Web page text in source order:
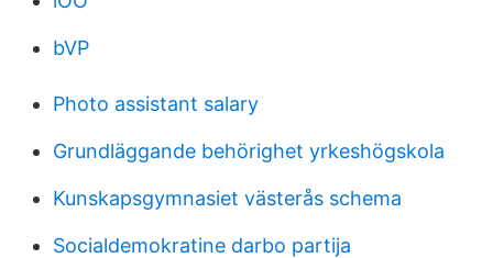
bVP
Photo assistant salary
Grundläggande behörighet yrkeshögskola
Kunskapsgymnasiet västerås schema
Socialdemokratine darbo partija